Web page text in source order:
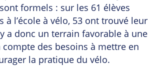
formels : sur les 61 élèves
à l’école à vélo, 53 ont trouvé leur
a donc un terrain favorable à une
des besoins à mettre en
la pratique du vélo.